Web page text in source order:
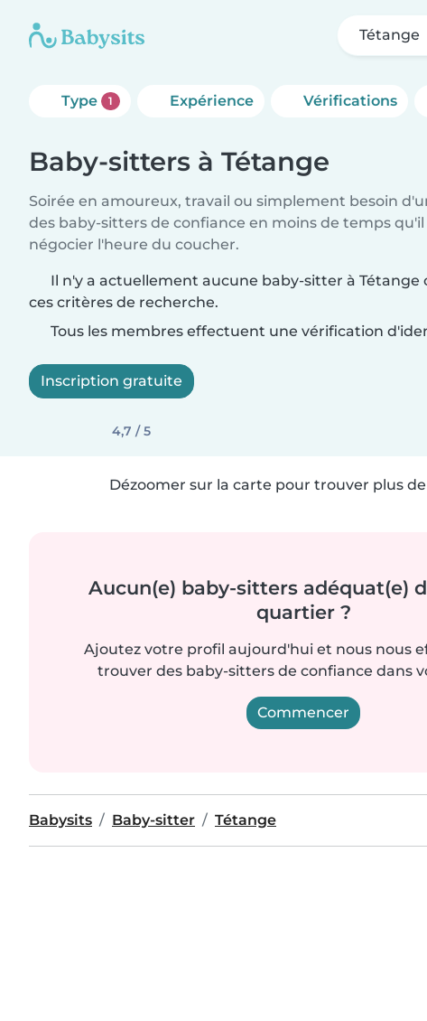
Tétange
Type 1 Expérience Vérifications
Baby-sitters à Tétange
Soirée en amoureux, travail ou simplement besoin
des baby-sitters de confiance en moins de temps
négocier l'heure du coucher.
Il n'y a actuellement aucune baby-sitter à Tétange
ces critères de recherche.
Tous les membres effectuent une vérification
Inscription gratuite
4,7 / 5
Dézoomer sur la carte pour trouver plus
Aucun(e) baby-sitters adéquat(e)
quartier ?
Ajoutez votre profil aujourd'hui et nous nous
trouver des baby-sitters de confiance dans
Commencer
Babysits Baby-sitter Tétange